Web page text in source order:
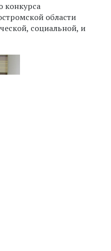
конкурса
области
социальной, и